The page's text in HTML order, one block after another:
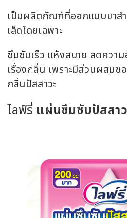
เป็นผลิตภัณฑ์ที่ออกแบบมาส
เล็ดโดยเฉพาะ
ซึมซับเร็ว แห้งสบาย ลดควา
เรื่องกลิ่น เพราะมีส่วนผสมข
กลิ่นปัสสาวะ
ไลฟ์รี่ แผ่นซึมซับปัสสาว